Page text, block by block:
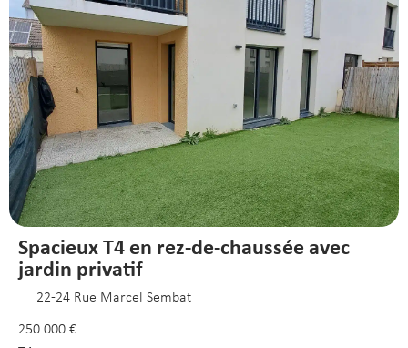
Spacieux T4 en rez-de-chaussée avec
jardin privatif
22-24 Rue Marcel Sembat
250 000 €